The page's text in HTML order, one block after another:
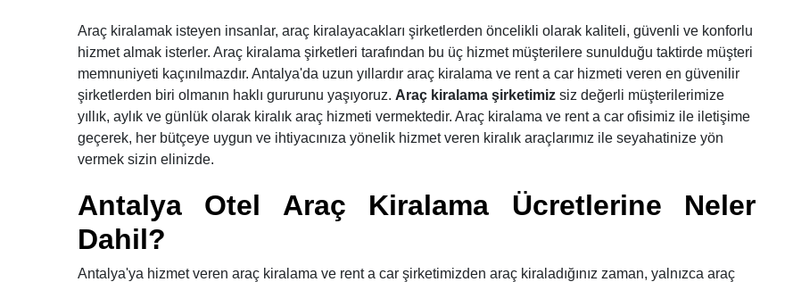
Araç kiralamak isteyen insanlar, araç kiralayacakları şirketlerden öncelikli olarak kaliteli, güvenli ve konforlu
hizmet almak isterler. Araç kiralama şirketleri tarafından bu üç hizmet müşterilere sunulduğu taktirde müşteri
memnuniyeti kaçınılmazdır. Antalya'da uzun yıllardır araç kiralama ve rent a car hizmeti veren en güvenilir
şirketlerden biri olmanın haklı gururunu yaşıyoruz. Araç kiralama şirketimiz siz değerli müşterilerimize
yıllık, aylık ve günlük olarak kiralık araç hizmeti vermektedir. Araç kiralama ve rent a car ofisimiz ile iletişime
geçerek, her bütçeye uygun ve ihtiyacınıza yönelik hizmet veren kiralık araçlarımız ile seyahatinize yön
vermek sizin elinizde.
Antalya Otel Araç Kiralama Ücretlerine Neler
Dahil?
Antalya'ya hizmet veren araç kiralama ve rent a car şirketimizden araç kiraladığınız zaman, yalnızca araç